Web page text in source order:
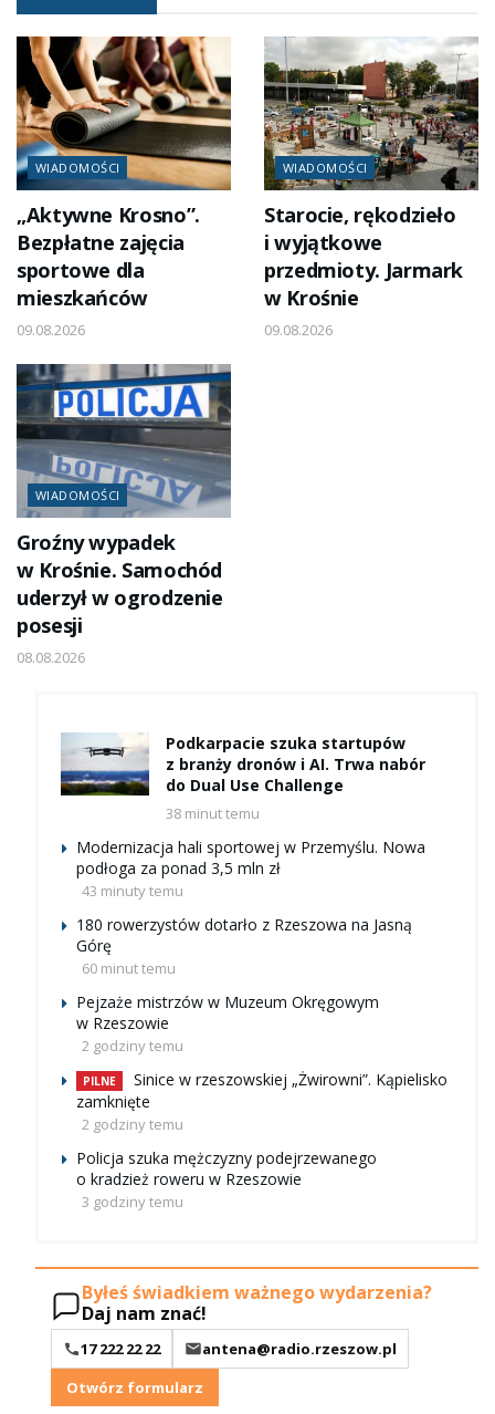
WIADOMOŚCI
„Aktywne Krosno”.
Bezpłatne zajęcia
sportowe dla
mieszkańców
09.08.2026
WIADOMOŚCI
Starocie, rękodzieło
i wyjątkowe
przedmioty. Jarmark
w Krośnie
09.08.2026
WIADOMOŚCI
Groźny wypadek
w Krośnie. Samochód
uderzył w ogrodzenie
posesji
08.08.2026
Podkarpacie szuka startupów
z branży dronów i AI. Trwa nabór
do Dual Use Challenge
38 minut temu
Modernizacja hali sportowej w Przemyślu. Nowa
podłoga za ponad 3,5 mln zł
43 minuty temu
180 rowerzystów dotarło z Rzeszowa na Jasną
Górę
60 minut temu
Pejzaże mistrzów w Muzeum Okręgowym
w Rzeszowie
2 godziny temu
PILNE
Sinice w rzeszowskiej „Żwirowni”. Kąpielisko
zamknięte
2 godziny temu
Policja szuka mężczyzny podejrzewanego
o kradzież roweru w Rzeszowie
3 godziny temu
Byłeś świadkiem ważnego wydarzenia?
Daj nam znać!
17 222 22 22
antena@radio.rzeszow.pl
Otwórz formularz